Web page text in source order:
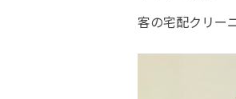
客の宅配クリー